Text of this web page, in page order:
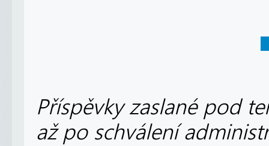
Příspěvky zaslané pod
až po schválení